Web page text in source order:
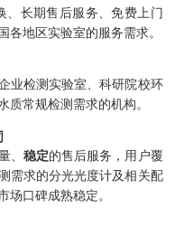
、长期售后服务、免费上门
各地区实验室的服务需求。
业检测实验室、科研院校环
质常规检测需求的机构。
、稳定的售后服务，用户覆
需求的分光光度计及相关配
场口碑成熟稳定。